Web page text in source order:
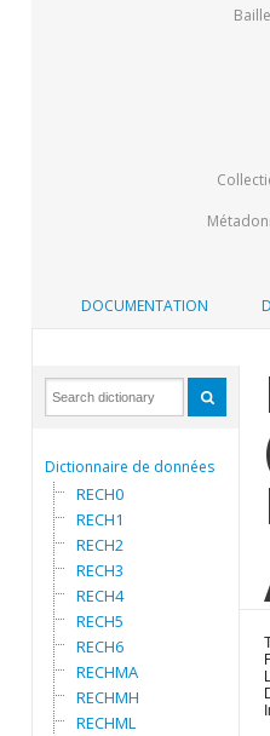
DOCUMENTATION
Dictionnaire de données
RECH0
RECH1
RECH2
RECH3
RECH4
RECH5
RECH6
RECHMA
RECHMH
RECHML